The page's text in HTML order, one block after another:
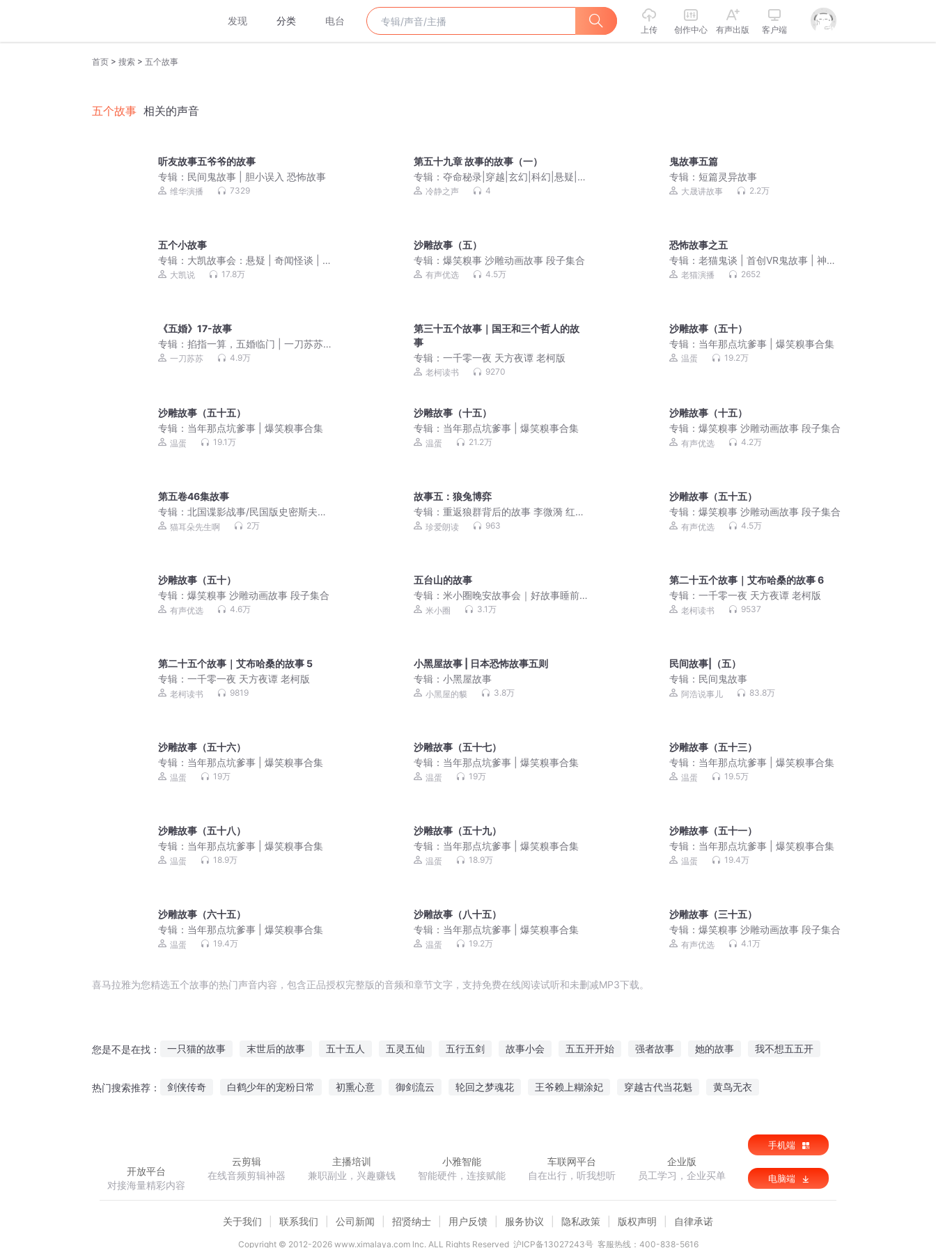
发现 分类 电台
上传 创作中心 有声出版 客户端
首页 > 搜索 > 五个故事
五个故事 相关的声音
听友故事五爷爷的故事
专辑： 民间鬼故事 | 胆小误入 恐怖故事
维华演播 7329
第五十九章 故事的故事（一）
专辑：夺命秘录|穿越|玄幻|科幻|悬疑|风
水秘术|多人有声剧
冷静之声 4
鬼故事五篇
专辑： 短篇灵异故事
大晟讲故事 2.2万
五个小故事
专辑： 大凯故事会：悬疑 | 奇闻怪谈 | 鬼
故事 | 恐怖故事
大凯说 17.8万
沙雕故事（五）
专辑：爆笑糗事 沙雕动画故事 段子集合
有声优选 4.5万
恐怖故事之五
专辑：老猫鬼谈 | 首创VR鬼故事 | 神秘
大奖0804福利广场见
老猫演播 2652
《五婚》17-故事
专辑： 掐指一算，五婚临门 | 一刀苏苏
演播 | 权谋玄学爽文 | VIP免费多人有声
一刀苏苏 4.9万
第三十五个故事｜国王和三个哲人的故
事
专辑：一千零一夜 天方夜谭 老柯版
老柯读书 9270
沙雕故事（五十）
专辑： 当年那点坑爹事 | 爆笑糗事合集
温蛋 19.2万
沙雕故事（五十五）
专辑： 当年那点坑爹事 | 爆笑糗事合集
温蛋 19.1万
沙雕故事（十五）
专辑： 当年那点坑爹事 | 爆笑糗事合集
温蛋 21.2万
沙雕故事（十五）
专辑：爆笑糗事 沙雕动画故事 段子集合
有声优选 4.2万
第五卷46集故事
专辑： 北国谍影战事/民国版史密斯夫妇/
再战一回神作
猫耳朵先生啊 2万
故事五：狼兔博弈
专辑：重返狼群背后的故事 李微漪 红娟
著 珍爱朗读 963
沙雕故事（五十五）
专辑：爆笑糗事 沙雕动画故事 段子集合
有声优选 4.5万
沙雕故事（五十）
专辑： 爆笑糗事 沙雕动画故事 段子集合
有声优选 4.6万
五台山的故事
专辑：米小圈晚安故事会｜好故事睡前
必听米小圈 3.1万
第二十五个故事｜艾布哈桑的故事 6
专辑：一千零一夜 天方夜谭 老柯版
老柯读书 9537
第二十五个故事｜艾布哈桑的故事 5
专辑： 一千零一夜 天方夜谭 老柯版
老柯读书 9819
小黑屋故事 | 日本恐怖故事五则
专辑：小黑屋故事
小黑屋的貘 3.8万
民间故事|（五）
专辑： 民间鬼故事
阿浩说事儿 83.8万
沙雕故事（五十六）
专辑： 当年那点坑爹事 | 爆笑糗事合集
温蛋 19万
沙雕故事（五十七）
专辑： 当年那点坑爹事 | 爆笑糗事合集
温蛋 19万
沙雕故事（五十三）
专辑： 当年那点坑爹事 | 爆笑糗事合集
温蛋 19.5万
沙雕故事（五十八）
专辑： 当年那点坑爹事 | 爆笑糗事合集
温蛋 18.9万
沙雕故事（五十九）
专辑： 当年那点坑爹事 | 爆笑糗事合集
温蛋 18.9万
沙雕故事（五十一）
专辑： 当年那点坑爹事 | 爆笑糗事合集
温蛋 19.4万
沙雕故事（六十五）
专辑： 当年那点坑爹事 | 爆笑糗事合集
温蛋 19.4万
沙雕故事（八十五）
专辑： 当年那点坑爹事 | 爆笑糗事合集
温蛋 19.2万
沙雕故事（三十五）
专辑：爆笑糗事 沙雕动画故事 段子集合
有声优选 4.1万
喜马拉雅为您精选五个故事的热门声音内容，包含正品授权完整版的音频和章节文字，支持免费在线阅读试听和未删减MP3下载。
您是不是在找： 一只猫的故事 末世后的故事 五十五人 五灵五仙 五行五剑 故事小会 五五开开始 强者故事 她的故事 我不想五五开
热门搜索推荐： 剑侠传奇 白鹤少年的宠粉日常 初熏心意 御剑流云 轮回之梦魂花 王爷赖上糊涂妃 穿越古代当花魁 黄鸟无衣
开放平台
对接海量精彩内容
云剪辑
在线音频剪辑神器
主播培训
兼职副业，兴趣赚钱
小雅智能
智能硬件，连接赋能
车联网平台
自在出行，听我想听
企业版
员工学习，企业买单
手机端
电脑端
关于我们 联系我们 公司新闻 招贤纳士 用户反馈 服务协议 隐私政策 版权声明 自律承诺
Copyright © 2012-2026www.ximalaya.com lnc. ALL Rights Reserved 沪ICP备13027243号 客服热线：400-838-5616